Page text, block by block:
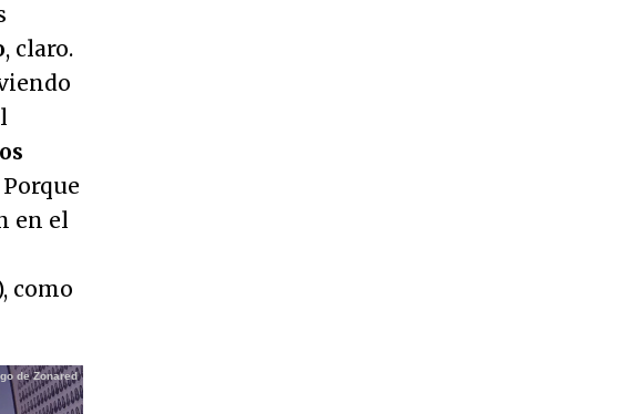
, claro.
Porque
en el
como